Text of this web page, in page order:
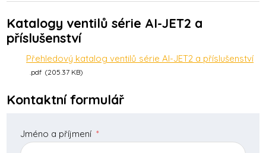
Katalogy ventilů série AI-JET2 a
příslušenství
Přehledový katalog ventilů série AI-JET2 a příslušenství
pdf 205.37 KB
Kontaktní formulář
Jméno a příjmení *